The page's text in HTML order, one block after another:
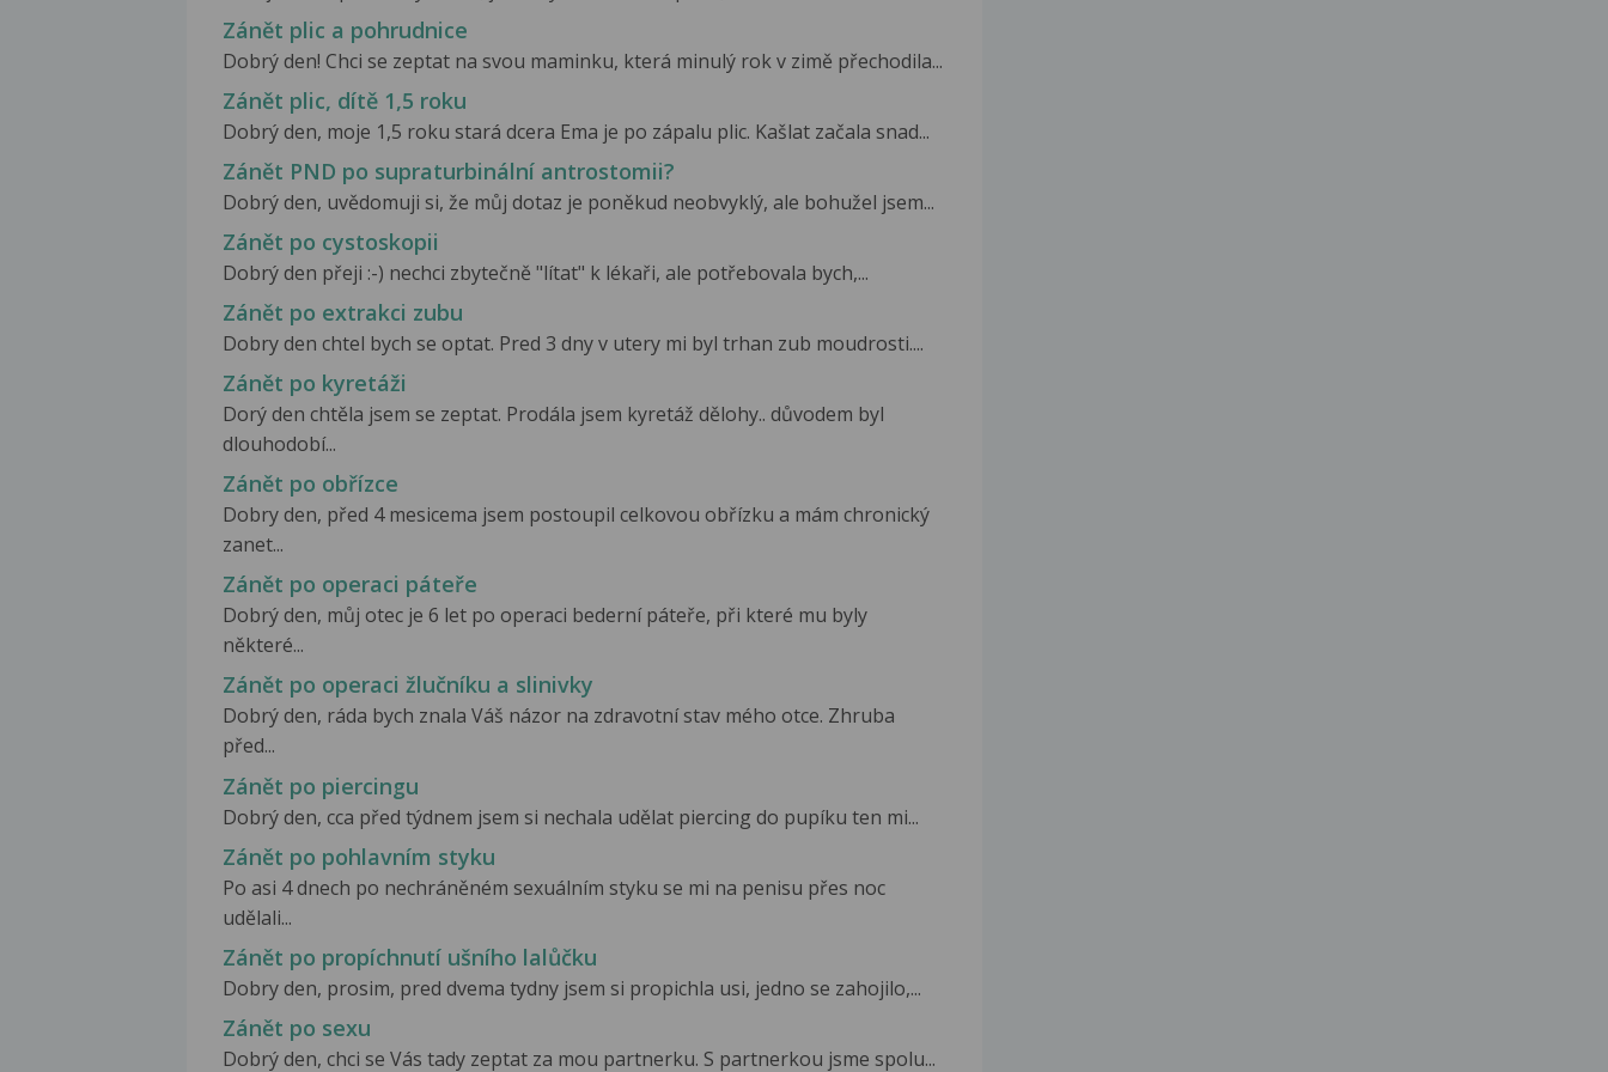
Zánět plic a pohrudnice
Dobrý den! Chci se zeptat na svou maminku, která minulý rok v zimě přechodila...
Zánět plic, dítě 1,5 roku
Dobrý den, moje 1,5 roku stará dcera Ema je po zápalu plic. Kašlat začala snad...
Zánět PND po supraturbinální antrostomii?
Dobrý den, uvědomuji si, že můj dotaz je poněkud neobvyklý, ale bohužel jsem...
Zánět po cystoskopii
Dobrý den přeji :-) nechci zbytečně "lítat" k lékaři, ale potřebovala bych,...
Zánět po extrakci zubu
Dobry den chtel bych se optat. Pred 3 dny v utery mi byl trhan zub moudrosti....
Zánět po kyretáži
Dorý den chtěla jsem se zeptat. Prodála jsem kyretáž dělohy.. důvodem byl
dlouhodobí...
Zánět po obřízce
Dobry den, před 4 mesicema jsem postoupil celkovou obřízku a mám chronický
zanet...
Zánět po operaci páteře
Dobrý den, můj otec je 6 let po operaci bederní páteře, při které mu byly
některé...
Zánět po operaci žlučníku a slinivky
Dobrý den, ráda bych znala Váš názor na zdravotní stav mého otce. Zhruba
před...
Zánět po piercingu
Dobrý den, cca před týdnem jsem si nechala udělat piercing do pupíku ten mi...
Zánět po pohlavním styku
Po asi 4 dnech po nechráněném sexuálním styku se mi na penisu přes noc
udělali...
Zánět po propíchnutí ušního lalůčku
Dobry den, prosim, pred dvema tydny jsem si propichla usi, jedno se zahojilo,...
Zánět po sexu
Dobrý den, chci se Vás tady zeptat za mou partnerku. S partnerkou jsme spolu...